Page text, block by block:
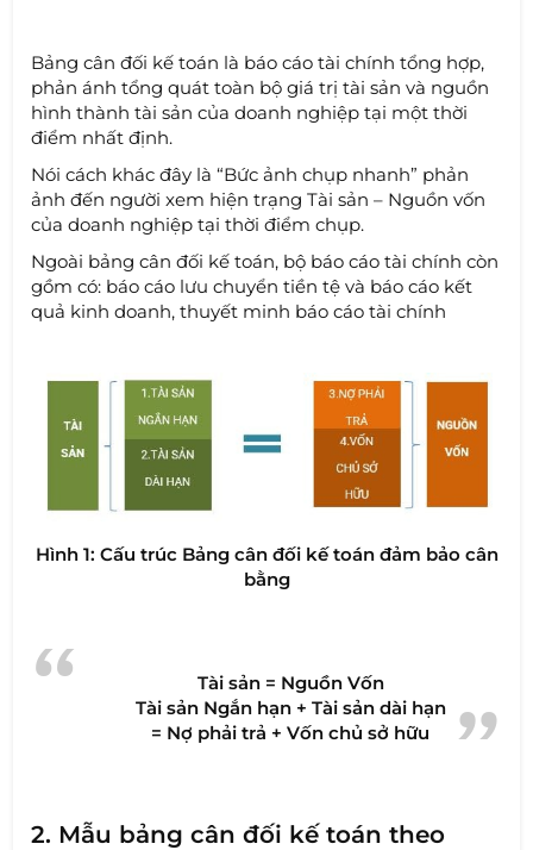
Bảng cân đối kế toán là báo cáo tài chính tổng hợp,
phản ánh tổng quát toàn bộ giá trị tài sản và nguồn
hình thành tài sản của doanh nghiệp tại một thời
điểm nhất định.
Nói cách khác đây là “Bức ảnh chụp nhanh” phản
ảnh đến người xem hiện trạng Tài sản – Nguồn vốn
của doanh nghiệp tại thời điểm chụp.
Ngoài bảng cân đối kế toán, bộ báo cáo tài chính còn
gồm có: báo cáo lưu chuyển tiền tệ và báo cáo kết
quả kinh doanh, thuyết minh báo cáo tài chính
Hình 1: Cấu trúc Bảng cân đối kế toán đảm bảo cân
bằng
Tài sản = Nguồn Vốn
Tài sản Ngắn hạn + Tài sản dài hạn
= Nợ phải trả + Vốn chủ sở hữu
2. Mẫu bảng cân đối kế toán theo